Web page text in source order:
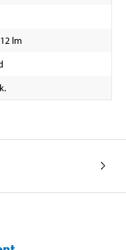
lm